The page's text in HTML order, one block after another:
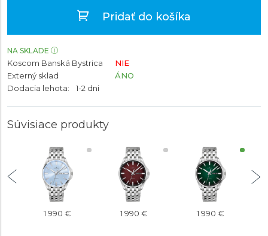
Pridať do košíka
NA SKLADE
Koscom Banská Bystrica
NIE
Externý sklad
ÁNO
Dodacia lehota:
1-2 dni
Súvisiace produkty
1 990 € 1 990 € 1 990 €